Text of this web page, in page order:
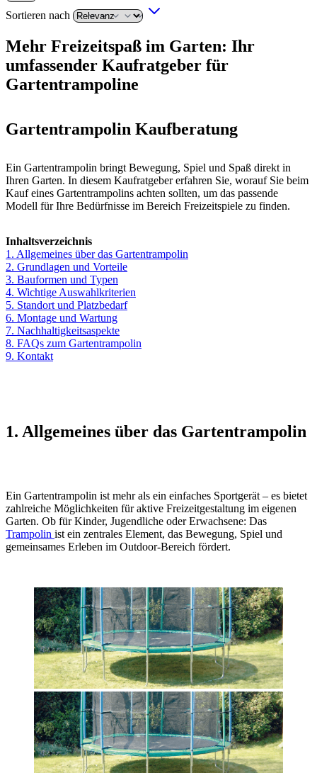
Sortieren nach
Mehr Freizeitspaß im Garten: Ihr
umfassender Kaufratgeber für
Gartentrampoline
Gartentrampolin Kaufberatung
Ein Gartentrampolin bringt Bewegung, Spiel und Spaß direkt in
Ihren Garten. In diesem Kaufratgeber erfahren Sie, worauf Sie beim
Kauf eines Gartentrampolins achten sollten, um das passende
Modell für Ihre Bedürfnisse im Bereich Freizeitspiele zu finden.
Inhaltsverzeichnis
1. Allgemeines über das Gartentrampolin
2. Grundlagen und Vorteile
3. Bauformen und Typen
4. Wichtige Auswahlkriterien
5. Standort und Platzbedarf
6. Montage und Wartung
7. Nachhaltigkeitsaspekte
8. FAQs zum Gartentrampolin
9. Kontakt
1. Allgemeines über das Gartentrampolin
Ein Gartentrampolin ist mehr als ein einfaches Sportgerät – es bietet
zahlreiche Möglichkeiten für aktive Freizeitgestaltung im eigenen
Garten. Ob für Kinder, Jugendliche oder Erwachsene: Das
Trampolin ist ein zentrales Element, das Bewegung, Spiel und
gemeinsames Erleben im Outdoor-Bereich fördert.